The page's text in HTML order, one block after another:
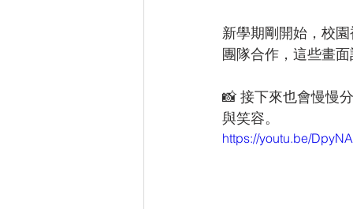
新學期剛開始，校
團隊合作，這些畫面
📸 接下來也會慢慢
與笑容。
https://youtu.be/